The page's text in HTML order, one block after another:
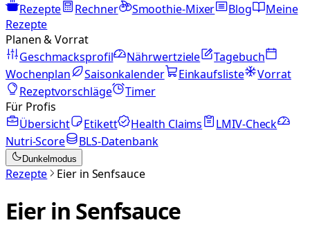
Rezepte
Rechner Smoothie-Mixer Blog
Meine
Rezepte
Planen & Vorrat
Geschmacksprofil
Nährwertziele
Tagebuch
Wochenplan
Saisonkalender Einkaufsliste
Vorrat
Rezeptvorschläge
Timer
Für Profis
Übersicht
Etikett Health Claims
LMIV-Check
Nutri-Score
BLS-Datenbank
Dunkelmodus
Rezepte Eier in Senfsauce
Eier in Senfsauce